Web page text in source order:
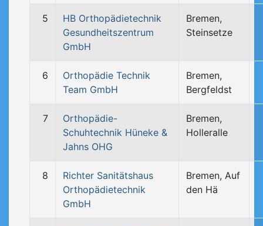
5
HB Orthopädietechnik
Gesundheitszentrum
GmbH
Bremen,
Steinsetze
6
Orthopädie Technik
Team GmbH
Bremen,
Bergfeldst
7
Orthopädie-
Schuhtechnik Hüneke &
Jahns OHG
Bremen,
Holleralle
8
Richter Sanitätshaus
Orthopädietechnik
GmbH
Bremen, Auf
den Hä